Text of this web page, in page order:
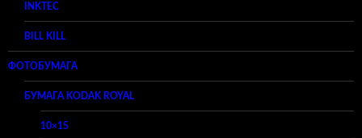
INKTEC
BILL KILL
ФОТОБУМАГА
БУМАГА KODAK ROYAL
10×15